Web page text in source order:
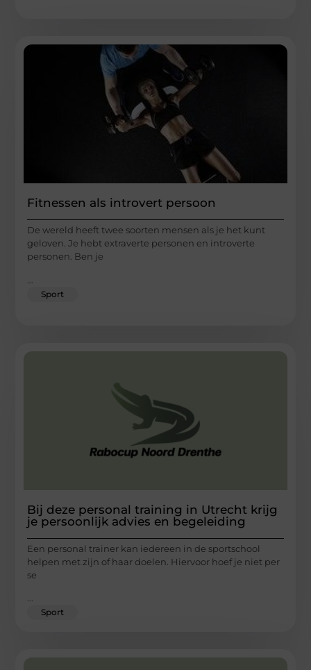
Fitnessen als introvert persoon
De wereld heeft twee soorten mensen als je het kunt
geloven. Je hebt extraverte personen en introverte
personen. Ben je
Sport
Bij deze personal training in Utrecht krijg
je persoonlijk advies en begeleiding
Een personal trainer kan iedereen in de sportschool
helpen met zijn of haar doelen. Hiervoor hoef je niet per
se
Sport